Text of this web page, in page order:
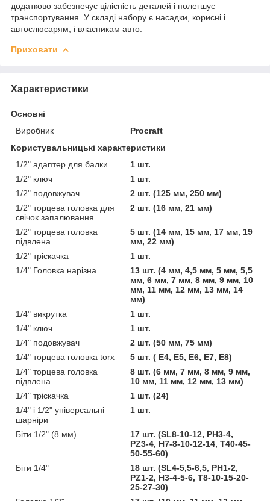
додатково забезпечує цілісність деталей і полегшує
транспортування. У складі набору є насадки, корисні і
автослюсарям, і власникам авто.
Приховати
Характеристики
Основні
Виробник
Procraft
Користувальницькі характеристики
1/2" адаптер для балки
1 шт.
1/2" ключ
1 шт.
1/2" подовжувач
2 шт. (125 мм, 250 мм)
1/2" торцева головка для
свічок запалювання
2 шт. (16 мм, 21 мм)
1/2" торцева головка
підвлена
5 шт. (14 мм, 15 мм, 17 мм, 19
мм, 22 мм)
1/2" тріскачка
1 шт.
1/4" Головка нарізна
13 шт. (4 мм, 4,5 мм, 5 мм, 5,5
мм, 6 мм, 7 мм, 8 мм, 9 мм, 10
мм, 11 мм, 12 мм, 13 мм, 14
мм)
1/4" викрутка
1 шт.
1/4" ключ
1 шт.
1/4" подовжувач
2 шт. (50 мм, 75 мм)
1/4" торцева головка torx
5 шт. ( E4, E5, E6, E7, E8)
1/4" торцева головка
підвлена
8 шт. (6 мм, 7 мм, 8 мм, 9 мм,
10 мм, 11 мм, 12 мм, 13 мм)
1/4" тріскачка
1 шт. (24)
1/4" і 1/2" універсальні
шарніри
1 шт.
Біти 1/2" (8 мм)
17 шт. (SL8-10-12, PH3-4,
PZ3-4, H7-8-10-12-14, T40-45-
50-55-60)
Біти 1/4"
18 шт. (SL4-5,5-6,5, PH1-2,
PZ1-2, H3-4-5-6, T8-10-15-20-
25-27-30)